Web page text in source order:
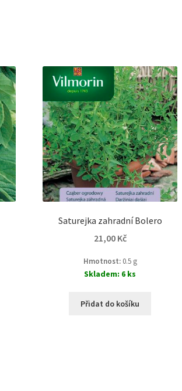
Saturejka zahradní Bolero
21,00 Kč
Hmotnost: 0.5 g
Skladem: 6 ks
Přidat do košíku